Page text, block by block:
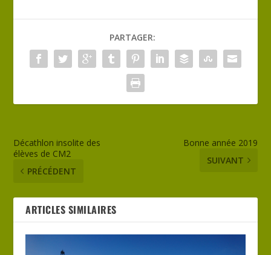
PARTAGER:
Décathlon insolite des
élèves de CM2
PRÉCÉDENT
Bonne année 2019
SUIVANT
ARTICLES SIMILAIRES